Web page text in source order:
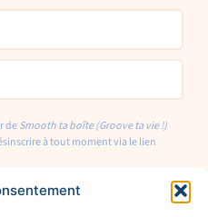
deSmooth ta boîte (Groove ta vie !)
à tout moment via le lien